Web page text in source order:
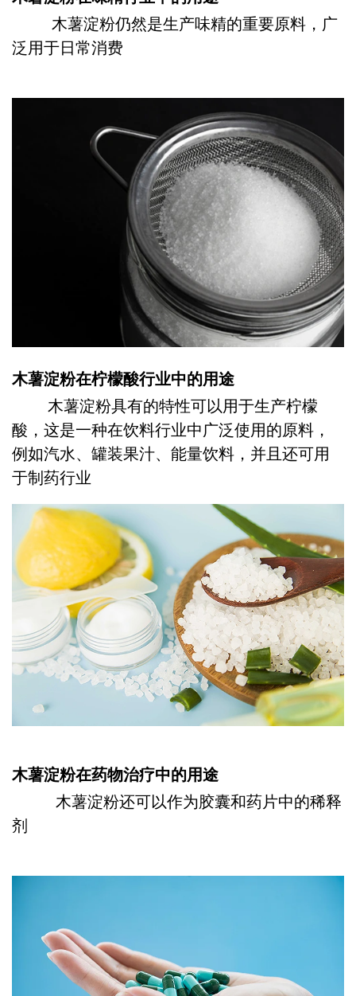
木薯淀粉仍然是生产味精的重要原料，广
泛用于日常消费
木薯淀粉在柠檬酸行业中的用途
木薯淀粉具有的特性可以用于生产柠檬
酸，这是一种在饮料行业中广泛使用的原料，
例如汽水、罐装果汁、能量饮料，并且还可用
于制药行业
木薯淀粉在药物治疗中的用途
木薯淀粉还可以作为胶囊和药片中的稀释
剂